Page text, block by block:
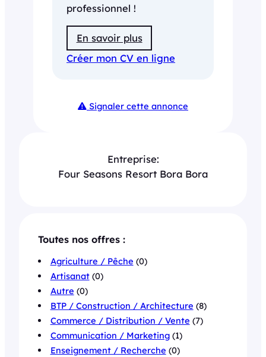
professionnel !
En savoir plus
Créer mon CV en ligne
Signaler cette annonce
Entreprise:
Four Seasons Resort Bora Bora
Toutes nos offres :
Agriculture / Pêche (0)
Artisanat(0)
Autre (0)
BTP / Construction / Architecture (8)
Commerce / Distribution / Vente (7)
Communication / Marketing(1)
Enseignement / Recherche (0)